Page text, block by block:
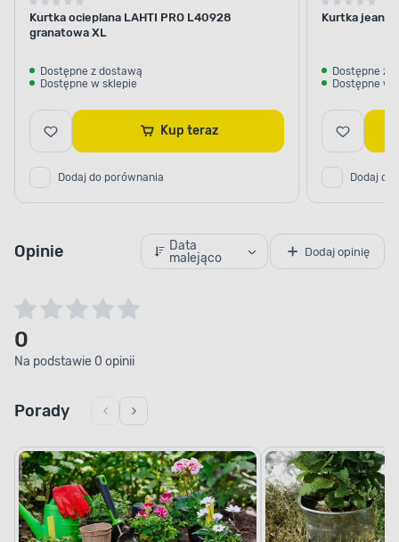
Kurtka ocieplana LAHTI PRO L40928
granatowa XL
Dostępne z dostawą
Dostępne w sklepie
Kup teraz
Dodaj do porównania
Kurtka
Dostępne z
Dostępne w
Dodaj do
Opinie
Data
malejąco
Dodaj opinię
0
Na podstawie 0 opinii
Porady